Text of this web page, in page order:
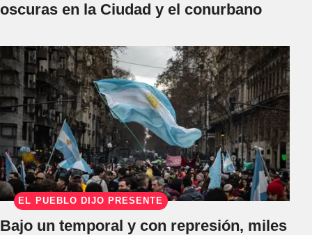
oscuras en la Ciudad y el conurbano
EL PUEBLO DIJO PRESENTE
Bajo un temporal y con represión, miles